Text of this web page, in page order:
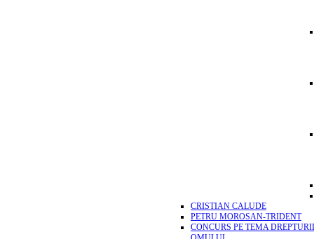
CRISTIAN CALUDE
PETRU MOROSAN-TRIDENT
CONCURS PE TEMA